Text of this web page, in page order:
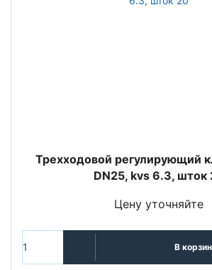
Трехходовой регулирующий
DN25, kvs 6.3, шток
Цену уточняйте
В